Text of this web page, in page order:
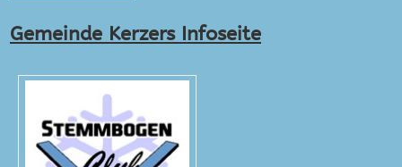
Gemeinde Kerzers Infoseite